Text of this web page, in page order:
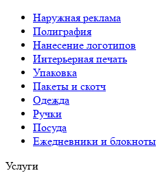
Наружная реклама
Полиграфия
Нанесение логотипов
Интерьерная печать
Упаковка
Пакеты и скотч
Одежда
Ручки
Посуда
Ежедневники и блокноты
Услуги